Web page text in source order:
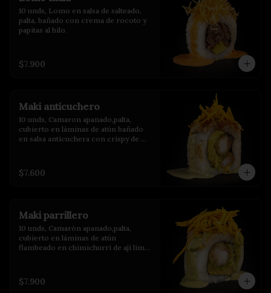
10 unds, Lomo en salsa de salteado,
palta, bañado con crema de rocoto y
papitas al hilo.
$7.900
Maki anticuchero
10 unds, Camaron apanado,palta,
cubierto en láminas de atún bañado
en salsa anticuchera con crispy de
$7.600
Maki parrillero
10 unds, Camarón apanado,palta,
cubierto en láminas de atún
flambeado en chimichurri de ají limo
$7.900